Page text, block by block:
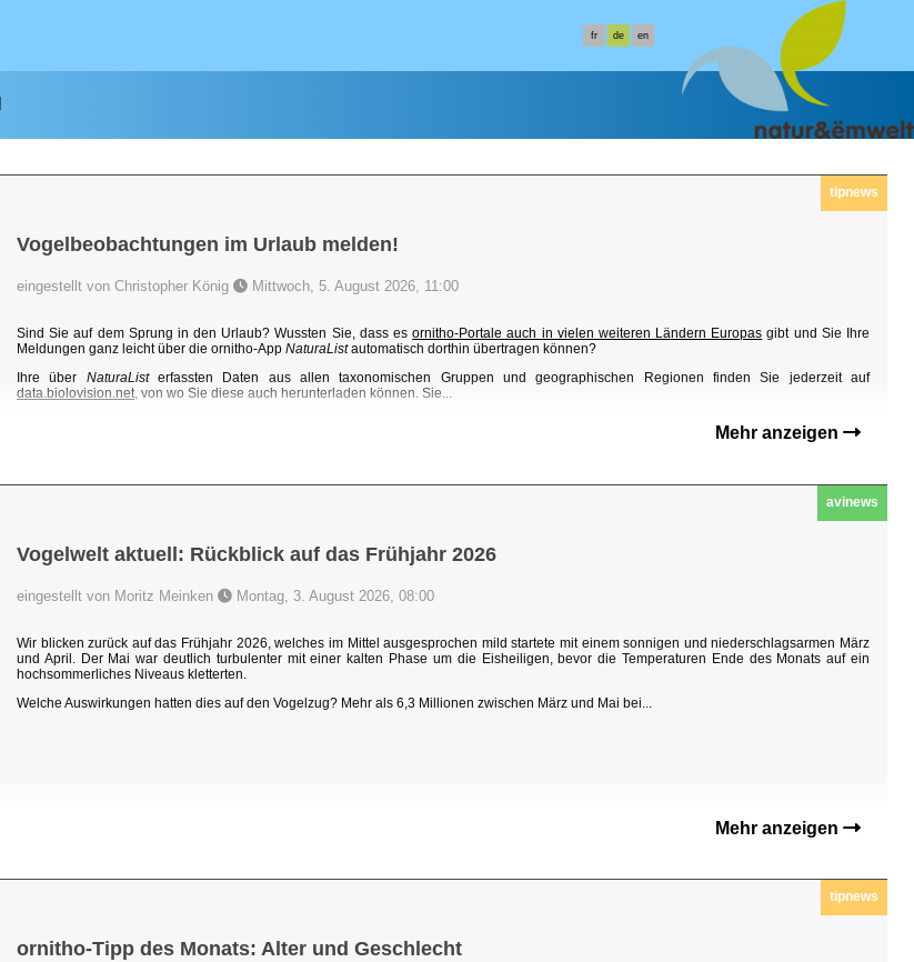
fr de en
tipnews
Vogelbeobachtungen im Urlaub melden!
eingestellt von Christopher König Mittwoch, 5. August 2026, 11:00
Sind Sie auf dem Sprung in den Urlaub? Wussten Sie, dass esornitho-Portale auch in vielen weiteren Ländern Europas gibt und Sie Ihre
Meldungen ganz leicht über die ornitho-App NaturaListautomatisch dorthin übertragen können?
Ihre über NaturaListerfassten Daten aus allen taxonomischen Gruppen und geographischen Regionen finden Sie jederzeit auf
data.biolovision.net , von wo Sie diese auch herunterladen können. Sie...
Mehr anzeigen
avinews
Vogelwelt aktuell: Rückblick auf das Frühjahr 2026
eingestellt von Moritz Meinken Montag, 3. August 2026, 08:00
Wir blicken zurück auf das Frühjahr 2026, welches im Mittel ausgesprochen mild startete mit einem sonnigen und niederschlagsarmen März
und April. Der Mai war deutlich turbulenter mit einer kalten Phase um die Eisheiligen, bevor die Temperaturen Ende des Monats auf ein
hochsommerliches Niveaus kletterten.
Welche Auswirkungen hatten dies auf den Vogelzug? Mehr als 6,3 Millionen zwischen März und Mai bei...
Mehr anzeigen
tipnews
ornitho-Tipp des Monats: Alter und Geschlecht